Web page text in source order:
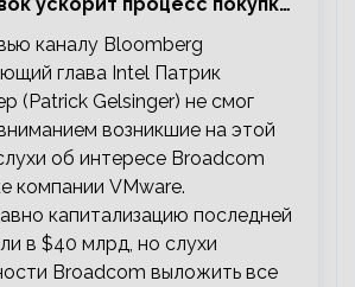
крупными
каналу Bloomberg
глава Intel Патрик
(Patrick Gelsinger) не смог
возникшие на этой
об интересе Broadcom
компании VMware.
капитализацию последней
в $40 млрд, но слухи
Broadcom выложить все